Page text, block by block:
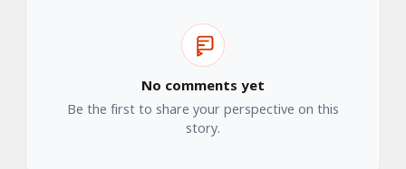
No comments yet
Be the first to share your perspective on this
story.